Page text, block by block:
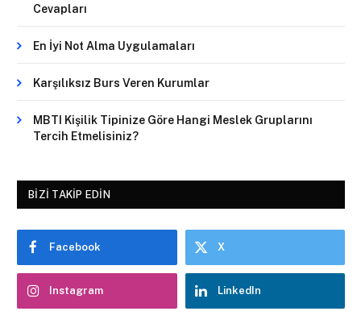
Cevapları
En İyi Not Alma Uygulamaları
Karşılıksız Burs Veren Kurumlar
MBTI Kişilik Tipinize Göre Hangi Meslek Gruplarını
Tercih Etmelisiniz?
BIZI TAKIP EDIN
Facebook X
Instagram LinkedIn